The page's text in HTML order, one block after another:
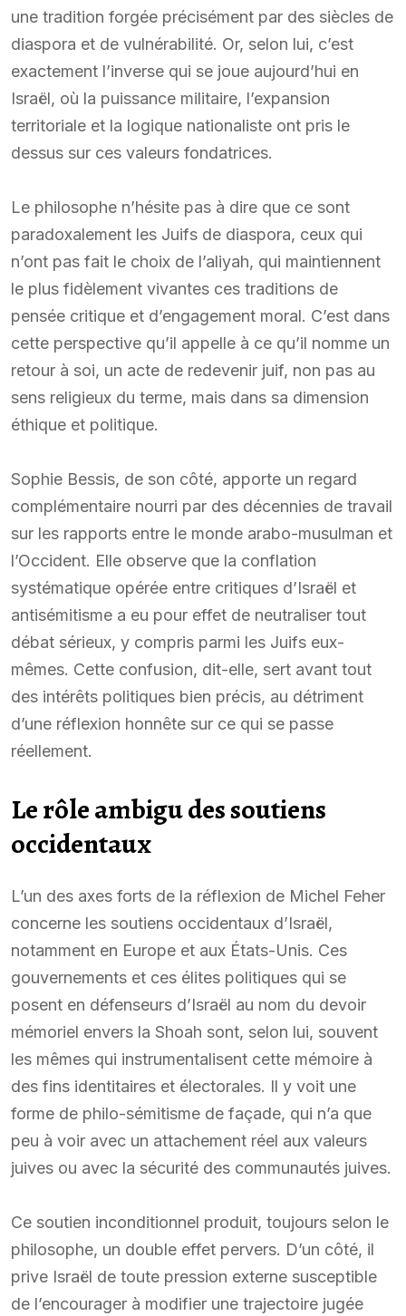
une tradition forgée précisément par des siècles de
diaspora et de vulnérabilité. Or, selon lui, c’est
exactement l’inverse qui se joue aujourd’hui en
Israël, où la puissance militaire, l’expansion
territoriale et la logique nationaliste ont pris le
dessus sur ces valeurs fondatrices.
Le philosophe n’hésite pas à dire que ce sont
paradoxalement les Juifs de diaspora, ceux qui
n’ont pas fait le choix de l’aliyah, qui maintiennent
le plus fidèlement vivantes ces traditions de
pensée critique et d’engagement moral. C’est dans
cette perspective qu’il appelle à ce qu’il nomme un
retour à soi, un acte de redevenir juif, non pas au
sens religieux du terme, mais dans sa dimension
éthique et politique.
Sophie Bessis, de son côté, apporte un regard
complémentaire nourri par des décennies de travail
sur les rapports entre le monde arabo-musulman et
l’Occident. Elle observe que la conflation
systématique opérée entre critiques d’Israël et
antisémitisme a eu pour effet de neutraliser tout
débat sérieux, y compris parmi les Juifs eux-
mêmes. Cette confusion, dit-elle, sert avant tout
des intérêts politiques bien précis, au détriment
d’une réflexion honnête sur ce qui se passe
réellement.
Le rôle ambigu des soutiens
occidentaux
L’un des axes forts de la réflexion de Michel Feher
concerne les soutiens occidentaux d’Israël,
notamment en Europe et aux États-Unis. Ces
gouvernements et ces élites politiques qui se
posent en défenseurs d’Israël au nom du devoir
mémoriel envers la Shoah sont, selon lui, souvent
les mêmes qui instrumentalisent cette mémoire à
des fins identitaires et électorales. Il y voit une
forme de philo-sémitisme de façade, qui n’a que
peu à voir avec un attachement réel aux valeurs
juives ou avec la sécurité des communautés juives.
Ce soutien inconditionnel produit, toujours selon le
philosophe, un double effet pervers. D’un côté, il
prive Israël de toute pression externe susceptible
de l’encourager à modifier une trajectoire jugée